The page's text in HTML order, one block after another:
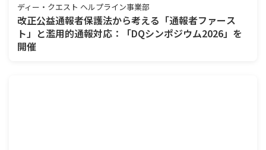
ディー・クエスト ヘルプライン事業部
改正公益通報者保護法から考える「通報者ファース
ト」と濫用的通報対応：「DQシンポジウム2026」を
開催